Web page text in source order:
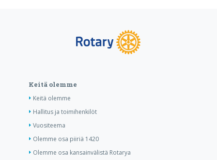
Keitä olemme
Keitä olemme
Hallitus ja toimihenkilöt
Vuositeema
Olemme osa piiriä 1420
Olemme osa kansainvälistä Rotarya